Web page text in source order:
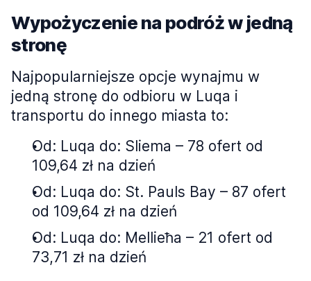
Wypożyczenie na podróż w jedną
stronę
Najpopularniejsze opcje wynajmu w
jedną stronę do odbioru w Luqa i
transportu do innego miasta to:
Od: Luqa do: Sliema – 78 ofert od
109,64 zł na dzień
Od: Luqa do: St. Pauls Bay – 87 ofert
od 109,64 zł na dzień
Od: Luqa do: Mellieħa – 21 ofert od
73,71 zł na dzień